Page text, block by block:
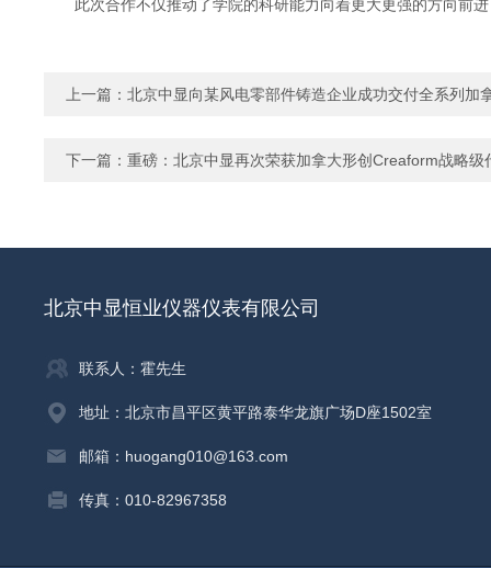
此次合作不仅推动了学院的科研能力向着更大更强的方向前进
上一篇： 北京中显向某风电零部件铸造企业成功交付全系列加
下一篇： 重磅：北京中显再次荣获加拿大形创Creaform战略级
北京中显恒业仪器仪表有限公司
联系人：霍先生
地址：北京市昌平区黄平路泰华龙旗广场D座1502室
邮箱：huogang010@163.com
传真：010-82967358